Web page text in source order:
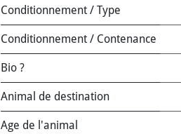
Conditionnement / Type
Conditionnement / Contenance
Bio ?
Animal de destination
Age de l'animal